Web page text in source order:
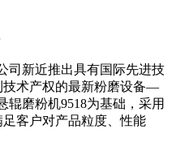
司新近推出具有国际先进技
技术产权的最新粉磨设备—
辊磨粉机9518为基础，采用
客户对产品粒度、性能